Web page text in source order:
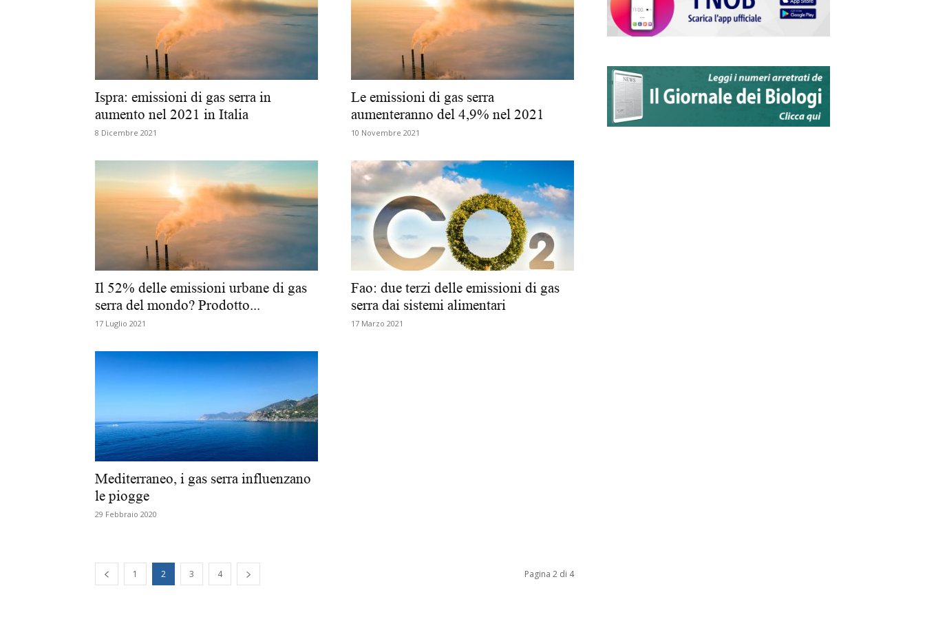
dei
Ispra: emissioni di gas serra in
aumento nel 2021 in Italia
8 Dicembre 2021
Le emissioni di gas serra
aumenteranno del 4,9% nel 2021
10 Novembre 2021
Il 52% delle emissioni urbane di gas
serra del mondo? Prodotto...
17 Luglio 2021
Fao: due terzi delle emissioni di gas
serra dai sistemi alimentari
17 Marzo 2021
Mediterraneo, i gas serra influenzano
le piogge
29 Febbraio 2020
1 2 3 4 Pagina 2 di 4